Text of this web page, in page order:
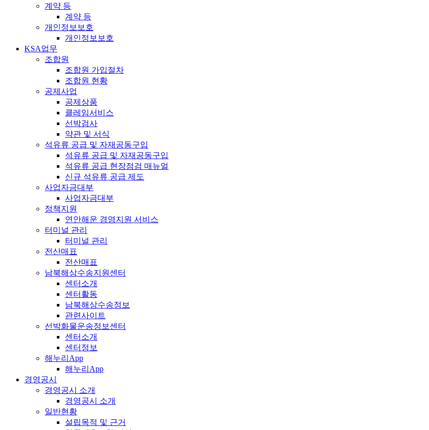
계약 등
계약 등
개인정보보호
개인정보보호
KSA업무
조합원
조합원 가입절차
조합원 현황
공제사업
공제상품
클레임서비스
선박검사
약관 및 서식
석유류 공급 및 자재공동구입
석유류 공급 및 자재공동구입
석유류 공급 현장점검 매뉴얼
신규 석유류 공급 제도
사업자금대부
사업자금대부
정책지원
연안해운 경영지원 서비스
터미널 관리
터미널 관리
전산매표
전산매표
남북해상수송지원센터
센터소개
센터활동
남북해상수송정보
관련사이트
선박화물운송정보센터
센터소개
센터정보
해누리App
해누리App
경영공시
경영공시 소개
경영공시 소개
일반현황
설립목적 및 근거